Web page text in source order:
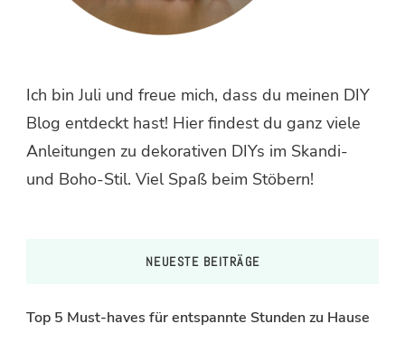
Ich bin Juli und freue mich, dass du meinen DIY
Blog entdeckt hast! Hier findest du ganz viele
Anleitungen zu dekorativen DIYs im Skandi-
und Boho-Stil. Viel Spaß beim Stöbern!
NEUESTE BEITRÄGE
Top 5 Must-haves für entspannte Stunden zu Hause